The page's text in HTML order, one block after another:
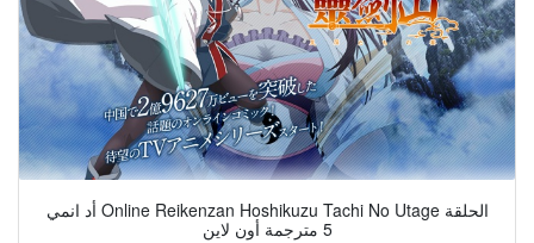
أد انمي Online Reikenzan Hoshikuzu Tachi No Utage الحلقة
5 مترجمة أون لاين